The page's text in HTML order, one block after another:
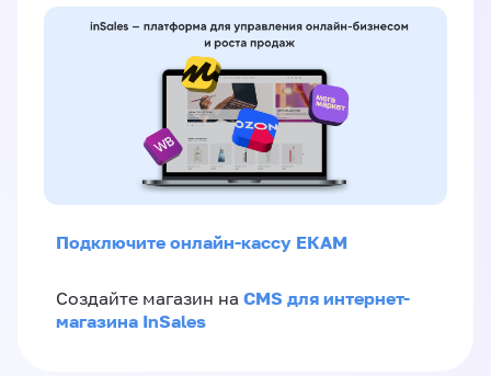
Подключите онлайн-кассу ЕКАМ
Создайте магазин на CMS для интернет-
магазина InSales